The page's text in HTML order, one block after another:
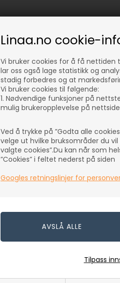
Linaa.no cookie-
Vi bruker cookies for å få nettiden
lar oss også lage statistikk og
stadig forbedres og at
Vi bruker cookies til følgende:
1. Nødvendige funksjoner på
mulig brukeropplevelse på
Ved å trykke på ”Godta alle
velge ut hvilke bruksområder du
valgte cookies”.Du kan når som
”Cookies” i feltet nederst på siden
Googles retningslinjer for
Tilpass